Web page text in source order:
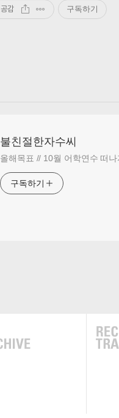
공감 구독하기
불친절한자수씨
올해목표 // 10월 어학연수 떠나
구독하기